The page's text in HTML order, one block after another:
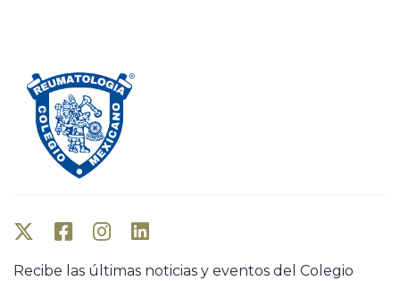
Recibe las últimas noticias y eventos del Colegio